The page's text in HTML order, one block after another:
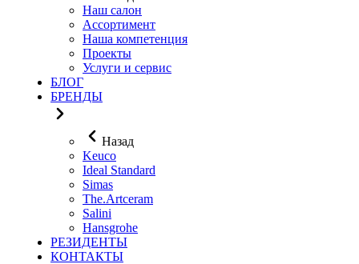
Наш салон
Ассортимент
Наша компетенция
Проекты
Услуги и сервис
БЛОГ
БРЕНДЫ
Назад
Keuco
Ideal Standard
Simas
The.Artceram
Salini
Hansgrohe
РЕЗИДЕНТЫ
КОНТАКТЫ